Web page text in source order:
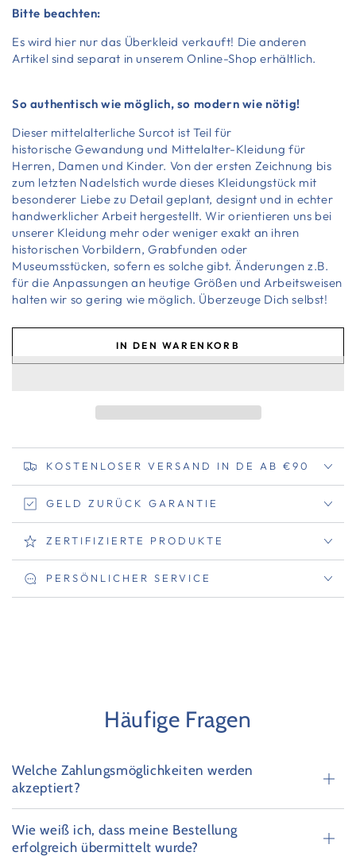
Bitte beachten:
Es wird hier nur das Überkleid verkauft! Die anderen
Artikel sind separat in unserem Online-Shop erhältlich.
So authentisch wie möglich, so modern wie nötig!
Dieser mittelalterliche Surcot ist Teil für
historische Gewandung und Mittelalter-Kleidung für
Herren, Damen und Kinder. Von der ersten Zeichnung bis
zum letzten Nadelstich wurde dieses Kleidungstück mit
besonderer Liebe zu Detail geplant, designt und in echter
handwerklicher Arbeit hergestellt. Wir orientieren uns bei
unserer Kleidung mehr oder weniger exakt an ihren
historischen Vorbildern, Grabfunden oder
Museumsstücken, sofern es solche gibt. Änderungen z.B.
für die Anpassungen an heutige Größen und Arbeitsweisen
halten wir so gering wie möglich. Überzeuge Dich selbst!
IN DEN WARENKORB
KOSTENLOSER VERSAND IN DE AB €90
GELD ZURÜCK GARANTIE
ZERTIFIZIERTE PRODUKTE
PERSÖNLICHER SERVICE
Häufige Fragen
Welche Zahlungsmöglichkeiten werden
akzeptiert?
Wie weiß ich, dass meine Bestellung
erfolgreich übermittelt wurde?